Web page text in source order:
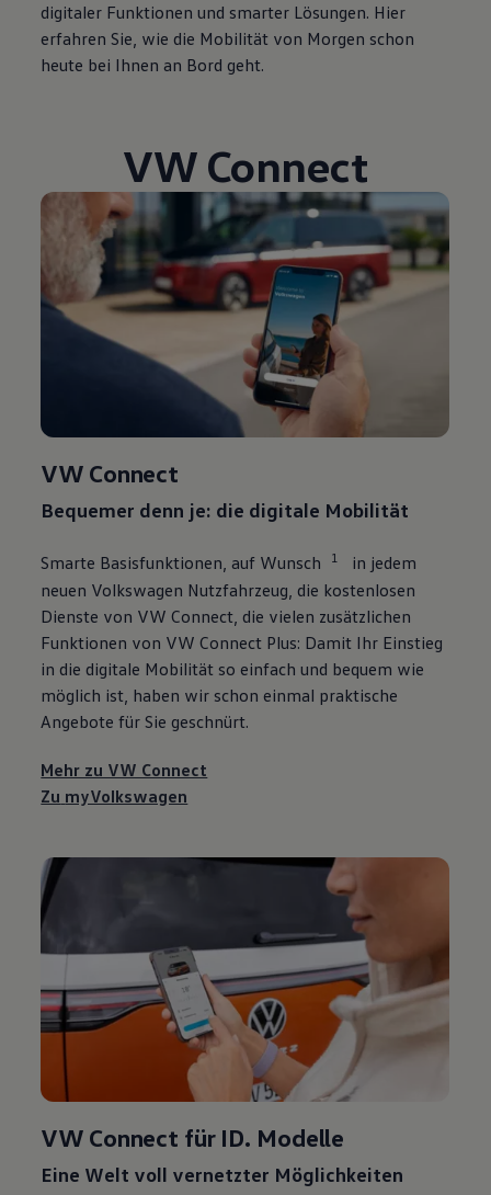
digitaler Funktionen und smarter Lösungen. Hier
erfahren Sie, wie die Mobilität von Morgen schon
heute bei Ihnen an Bord geht.
VW Connect
VW Connect
Bequemer denn je: die digitale Mobilität
Smarte Basisfunktionen, auf Wunsch 1
in jedem
neuen Volkswagen Nutzfahrzeug, die kostenlosen
Dienste von VW Connect, die vielen zusätzlichen
Funktionen von VW Connect Plus: Damit Ihr Einstieg
in die digitale Mobilität so einfach und bequem wie
möglich ist, haben wir schon einmal praktische
Angebote für Sie geschnürt.
Mehr zu VW Connect
Zu myVolkswagen
VW Connect für ID. Modelle
Eine Welt voll vernetzter Möglichkeiten